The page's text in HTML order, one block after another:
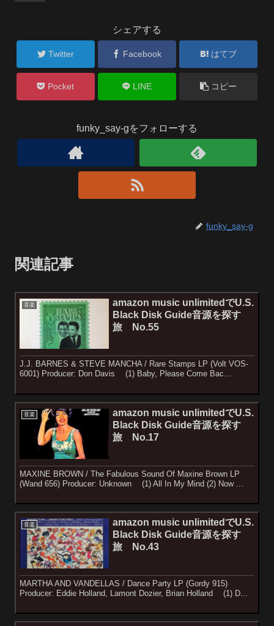
シェアする
Twitter Facebook はてブ
Pocket LINE コピー
funky_say-gをフォローする
funky_say-g
関連記事
音楽
amazon music unlimitedでU.S.
Black Disk Guide音源を探す
旅 No.55
J.J. BARNES & STEVE MANCHA / Rare Stamps LP (Volt VOS-
6001) Producer: Don Davis (1) Baby, Please Come Bac...
音楽
amazon music unlimitedでU.S.
Black Disk Guide音源を探す
旅 No.17
MAXINE BROWN / The Fabulous Sound Of Maxine Brown LP
(Wand 656) Producer: Unknown (1) All In My Mind (2) Now ...
音楽
amazon music unlimitedでU.S.
Black Disk Guide音源を探す
旅 No.43
MARTHA AND VANDELLAS / Dance Party LP (Gordy 915)
Producer: Eddie Holland, Lamont Dozier, Brian Holland (1) D...